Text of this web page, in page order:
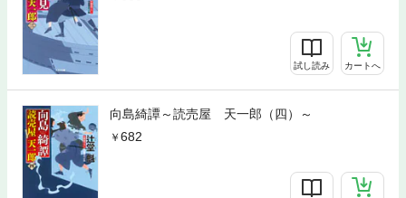
試し読み カートへ
向島綺譚～読売屋 天一郎（四）～
682